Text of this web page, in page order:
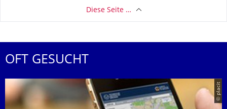
Diese Seite …
OFT GESUCHT
© placit